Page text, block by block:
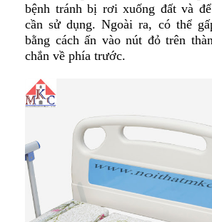
bệnh tránh bị rơi xuống đất và
cần sử dụng. Ngoài ra, có thể
bằng cách ấn vào nút đỏ trên
chắn về phía trước.